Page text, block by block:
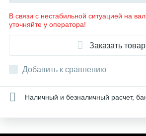
В связи с нестабильной ситуацией на
уточняйте у оператора!
Заказать товар
Добавить к сравнению
Наличный и безналичный расчет,